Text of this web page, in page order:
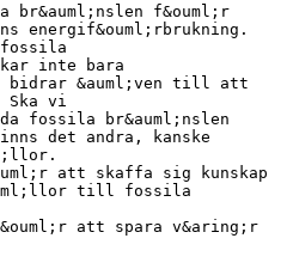
f&ouml;r
energif&ouml;rbrukning.
fossila
inte bara
bidrar &auml;ven till att
Ska vi
fossila br&auml;nslen
det andra, kanske
att skaffa sig kunskap
till fossila
att spara v&aring;r